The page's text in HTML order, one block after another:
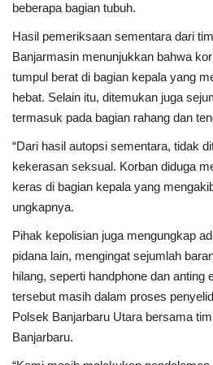
beberapa bagian tubuh.
Hasil pemeriksaan sementara dari
Banjarmasin menunjukkan bahwa
tumpul berat di bagian kepala yang
hebat. Selain itu, ditemukan juga
termasuk pada bagian rahang dan
“Dari hasil autopsi sementara, tidak
kekerasan seksual. Korban diduga
keras di bagian kepala yang
ungkapnya.
Pihak kepolisian juga mengungkap
pidana lain, mengingat sejumlah
hilang, seperti handphone dan anting
tersebut masih dalam proses
Polsek Banjarbaru Utara bersama
Banjarbaru.